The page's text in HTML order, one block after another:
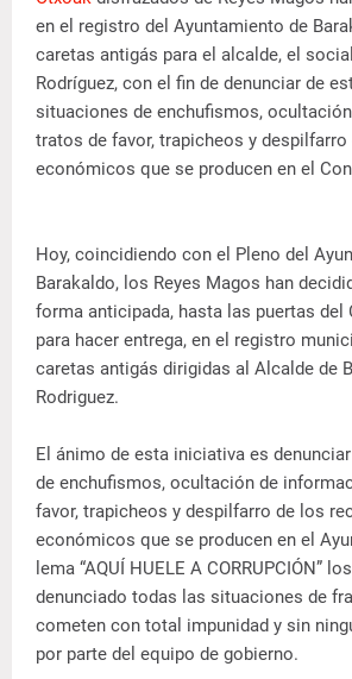
en el registro del Ayuntamiento de
caretas antigás para el alcalde, el
Rodríguez, con el fin de denunciar de
situaciones de enchufismos,
tratos de favor, trapicheos y
económicos que se producen en el
Hoy, coincidiendo con el Pleno del
Barakaldo, los Reyes Magos han
forma anticipada, hasta las puertas del
para hacer entrega, en el registro
caretas antigás dirigidas al Alcalde de
Rodriguez.
El ánimo de esta iniciativa es
de enchufismos, ocultación de
favor, trapicheos y despilfarro de los
económicos que se producen en el
lema “AQUÍ HUELE A CORRUPCIÓN”
denunciado todas las situaciones de
cometen con total impunidad y sin
por parte del equipo de gobierno.